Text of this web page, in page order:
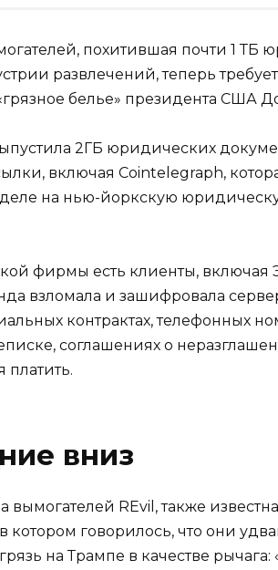
похитившая почти 1 ТБ
развлечений, теперь
белье» президента США
2ГБ юридических
включая Cointelegraph,
на нью-йоркскую
фирмы есть клиенты, включая
взломала и зашифровала
контрактах, телефонных
соглашениях о
платить.
вниз
вымогателей REvil, также
котором говорилось, что они
на Трампе в качестве